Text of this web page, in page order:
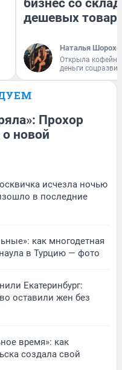
бизнес со
дешевых
Наталья
Открыла
деньги
Прохор
новой
исчезла ночью
в последние
как многодетная
в Турцию — фото
Екатеринбург:
оставили жен без
время»: как
создала свой